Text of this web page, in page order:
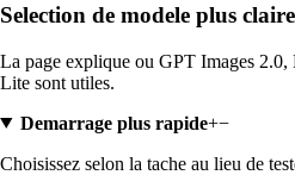
Selection de modele plus claire
La page explique ou GPT Images 2.0,
Lite sont utiles.
Demarrage plus rapide+−
Choisissez selon la tache au lieu de